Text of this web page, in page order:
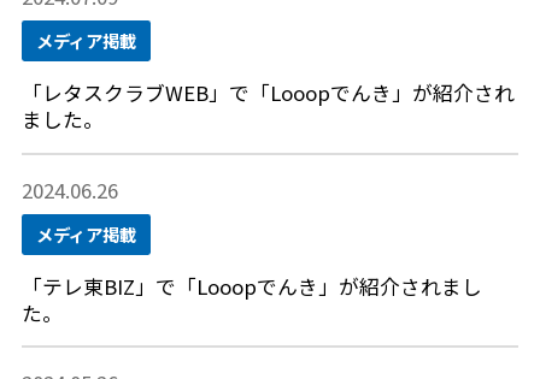
メディア掲載
「レタスクラブWEB」で「Looopでんき」が紹介され
ました。
2024.06.26
メディア掲載
「テレ東BIZ」で「Looopでんき」が紹介されまし
た。